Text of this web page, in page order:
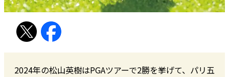
2024年の松山英樹はPGAツアーで2勝を挙げて、パリ五